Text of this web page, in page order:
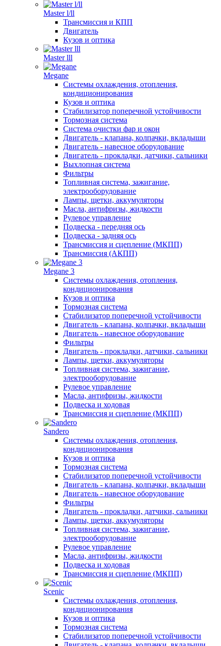
Master l/ll
Трансмиссия и КПП
Двигатель
Кузов и оптика
Master lll
Megane
Системы охлаждения, отопления,
кондиционирования
Кузов и оптика
Стабилизатор поперечной устойчивости
Тормозная система
Система очистки фар и окон
Двигатель - клапана, колпачки, вкладыши
Двигатель - навесное оборудование
Двигатель - прокладки, датчики, сальники
Выхлопная система
Фильтры
Топливная система, зажигание,
электрооборудование
Лампы, щетки, аккумуляторы
Масла, антифризы, жидкости
Рулевое управление
Подвеска - передняя ось
Подвеска - задняя ось
Трансмиссия и сцепление (МКПП)
Трансмиссия (АКПП)
Megane 3
Системы охлаждения, отопления,
кондиционирования
Кузов и оптика
Тормозная система
Стабилизатор поперечной устойчивости
Двигатель - клапана, колпачки, вкладыши
Двигатель - навесное оборудование
Фильтры
Двигатель - прокладки, датчики, сальники
Лампы, щетки, аккумуляторы
Топливная система, зажигание,
электрооборудование
Рулевое управление
Масла, антифризы, жидкости
Подвеска и ходовая
Трансмиссия и сцепление (МКПП)
Sandero
Системы охлаждения, отопления,
кондиционирования
Кузов и оптика
Тормозная система
Стабилизатор поперечной устойчивости
Двигатель - клапана, колпачки, вкладыши
Двигатель - навесное оборудование
Фильтры
Двигатель - прокладки, датчики, сальники
Лампы, щетки, аккумуляторы
Топливная система, зажигание,
электрооборудование
Рулевое управление
Масла, антифризы, жидкости
Подвеска и ходовая
Трансмиссия и сцепление (МКПП)
Scenic
Системы охлаждения, отопления,
кондиционирования
Кузов и оптика
Тормозная система
Стабилизатор поперечной устойчивости